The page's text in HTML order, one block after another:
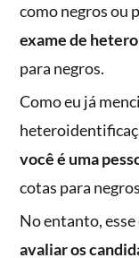
como negros ou
exame de
para negros.
Como eu já
você é uma
cotas para
No entanto,
avaliar os